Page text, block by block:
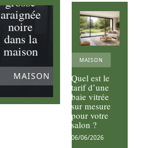
araignée
noire
dans la
maison
MAISON
MAISON
Quel est le
tarif d’une
baie vitrée
sur mesure
pour votre
salon ?
06/06/2026